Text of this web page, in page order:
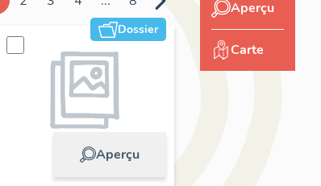
Dossier
Aperçu
Aperçu
Carte